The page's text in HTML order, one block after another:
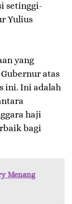
setinggi-
Yulius
yang
atas
ini. Ini adalah
haji
bagi
Menang